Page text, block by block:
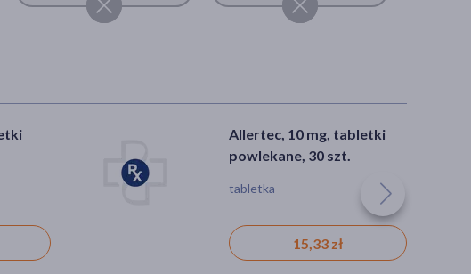
Allertec, 10 mg, tabletki
powlekane, 30 szt.
tabletka
15,33 zł